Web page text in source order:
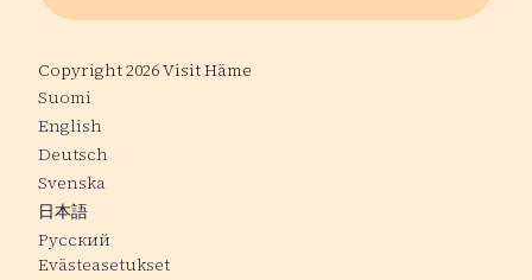
Copyright 2026 Visit Häme
Suomi
English
Deutsch
Svenska
日本語
Русский
Evästeasetukset